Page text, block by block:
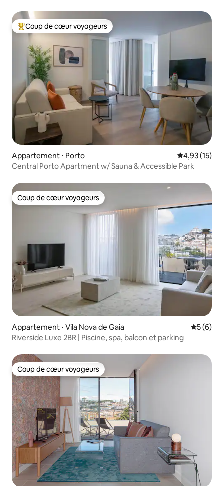
Coups de cœur voyageurs les plus appréciés
Coup de cœur voyageurs
Appartement ⋅ Porto Évaluation
4,93 (15)
Central Porto Apartment w/ Sauna & Accessible Park
Coup de cœur voyageurs
Coup de cœur voyageurs
Appartement ⋅ Vila Nova de Gaia
5 (6)
Riverside Luxe 2BR | Piscine, spa, balcon et parking
Coup de cœur voyageurs
Coup de cœur voyageurs